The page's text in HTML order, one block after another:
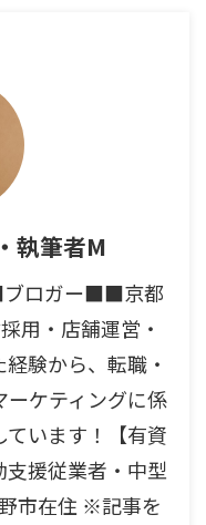
執筆者M
ブロガー■■京都
用・店舗運営・
験から、転職・
ケティングに係
います！【有資
援従業者・中型
市在住 ※記事を